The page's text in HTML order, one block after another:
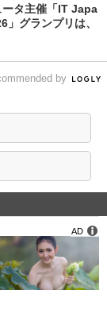
ータ主催「IT Japa
」グランプリは、
by
AD